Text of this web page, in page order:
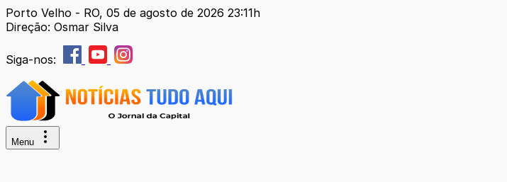
Porto Velho - RO, 05 de agosto de 2026 23:11h
Direção: Osmar Silva
Siga-nos:
Menu